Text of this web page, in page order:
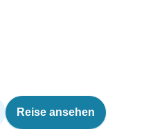
Reise ansehen